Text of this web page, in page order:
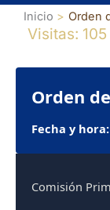
Inicio Orden
Visitas: 105
Orden
Fecha y hora:
Comisión